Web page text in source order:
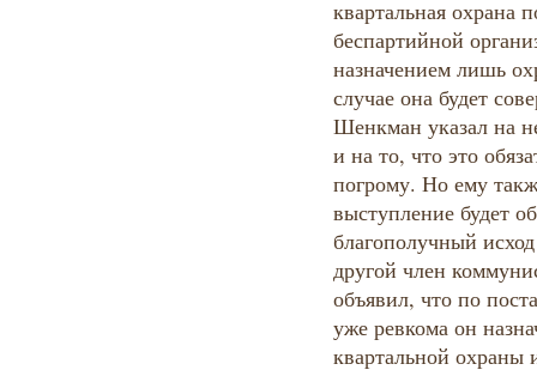
квартальная охрана
беспартийной
назначением лишь
случае она будет
Шенкман указал на
и на то, что это
погрому. Но ему
выступление будет
благополучный
другой член
объявил, что по
уже ревкома он
квартальной охраны